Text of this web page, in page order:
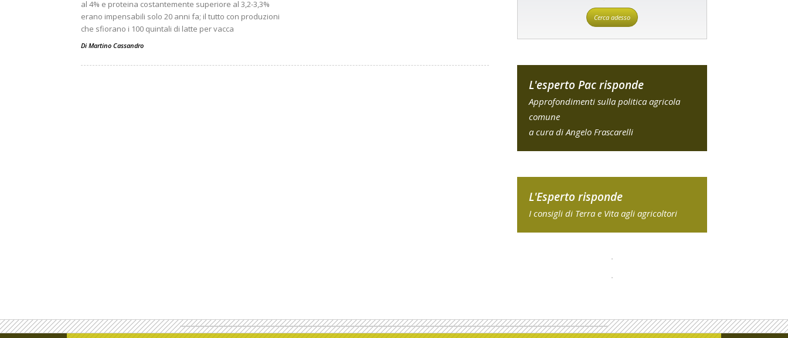
al 4% e proteina costantemente superiore al 3,2-3,3%
erano impensabili solo 20 anni fa; il tutto con produzioni
che sfiorano i 100 quintali di latte per vacca
Di Martino Cassandro
Cerca adesso
L'esperto Pac risponde
Approfondimenti sulla politica agricola
comune
a cura di Angelo Frascarelli
L'Esperto risponde
I consigli di Terra e Vita agli agricoltori